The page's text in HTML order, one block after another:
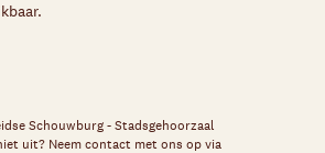
Schouwburg - Stadsgehoorzaal
uit? Neem contact met ons op via